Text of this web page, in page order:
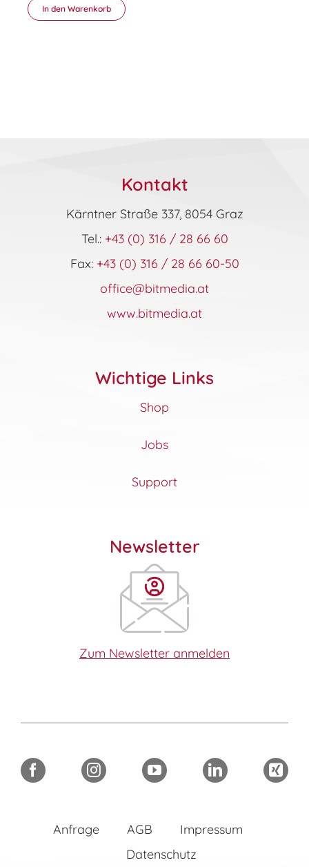
In den Warenkorb
Kontakt
Kärntner Straße 337, 8054 Graz
Tel.: +43 (0) 316 / 28 66 60
Fax: +43 (0) 316 / 28 66 60-50
office@bitmedia.at
www.bitmedia.at
Wichtige Links
Shop
Jobs
Support
Newsletter
Zum Newsletter anmelden
Anfrage AGB
Impressum
Datenschutz